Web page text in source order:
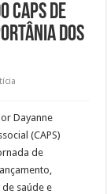
de
dos
Dayanne
(CAPS)
de
saúde e